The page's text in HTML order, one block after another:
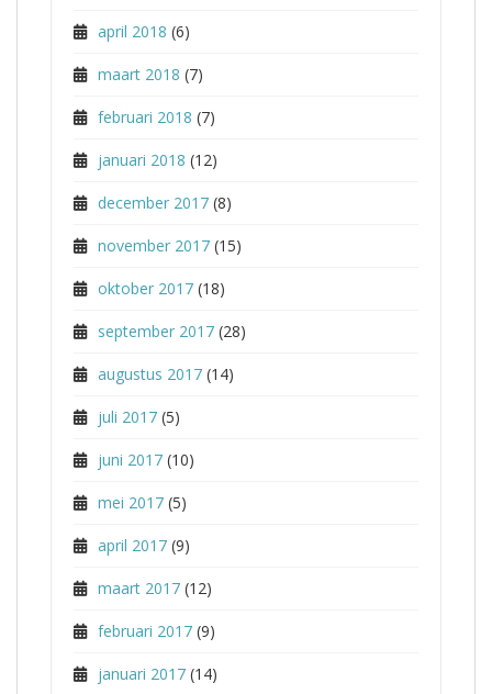
april 2018 (6)
maart 2018 (7)
februari 2018 (7)
januari 2018 (12)
december 2017 (8)
november 2017 (15)
oktober 2017 (18)
september 2017 (28)
augustus 2017 (14)
juli 2017 (5)
juni 2017 (10)
mei 2017 (5)
april 2017 (9)
maart 2017 (12)
februari 2017 (9)
januari 2017 (14)